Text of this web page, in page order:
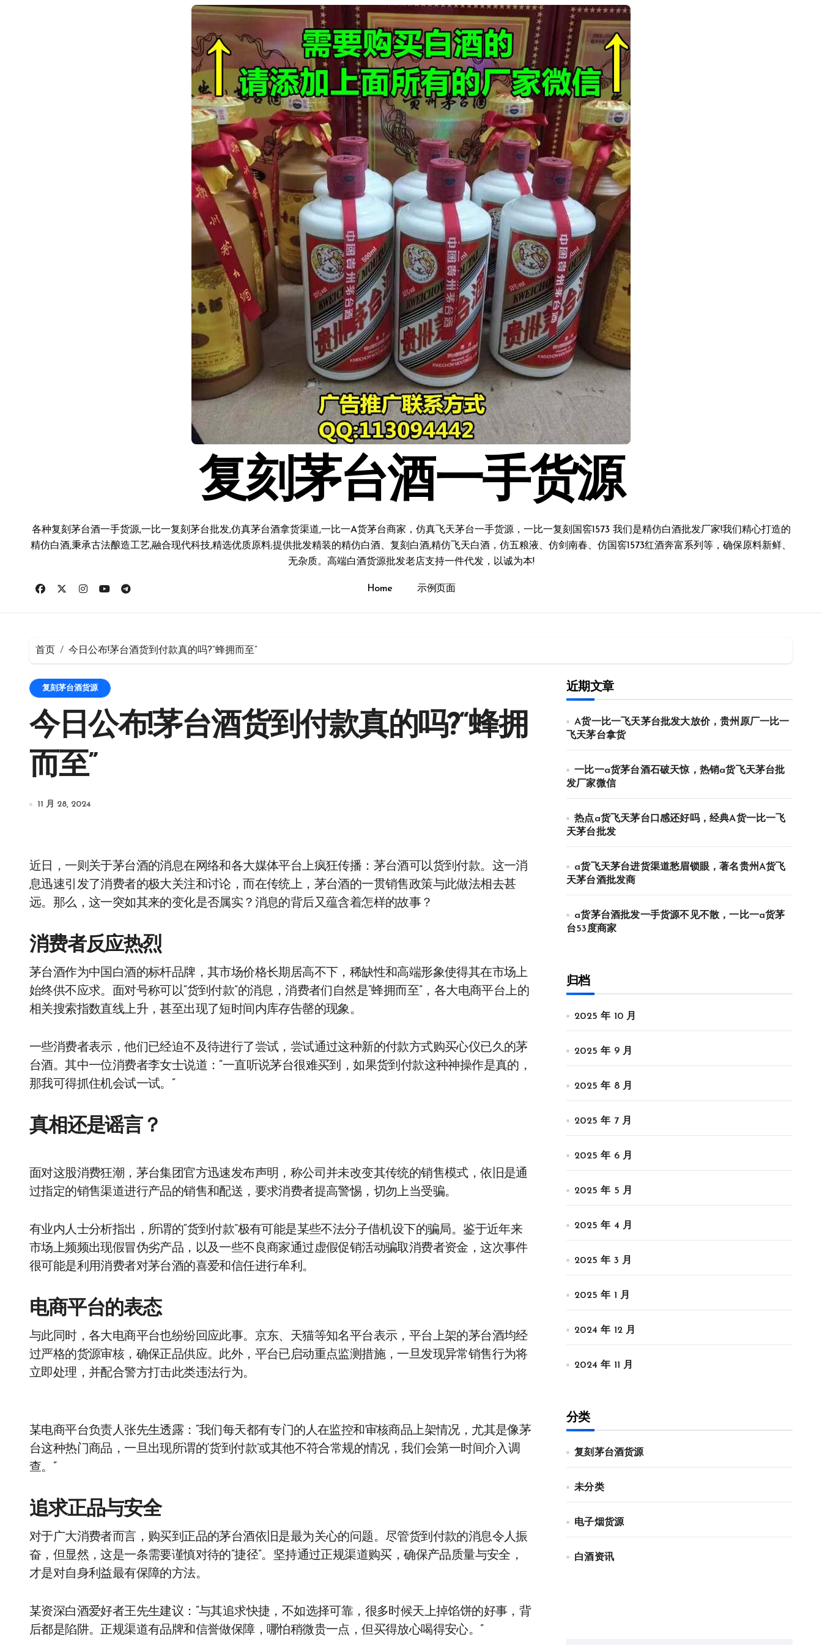
复刻茅台酒一手货源
各种复刻茅台酒一手货源,一比一复刻茅台批发,仿真茅台酒拿货渠道,一比一A货茅台商家，仿真飞天茅台一手货源，一比一复刻国窖1573 我们是精仿白酒批发厂家!我们精心打造的
精仿白酒,秉承古法酿造工艺,融合现代科技,精选优质原料;提供批发精装的精仿白酒、复刻白酒,精仿飞天白酒，仿五粮液、仿剑南春、仿国窖1573红酒奔富系列等，确保原料新鲜、
无杂质。高端白酒货源批发老店支持一件代发，以诚为本!
Home 示例页面
首页 今日公布!茅台酒货到付款真的吗?“蜂拥而至”
复刻茅台酒货源
今日公布!茅台酒货到付款真的吗?“蜂拥
而至”
11 月 28, 2024
近日，一则关于茅台酒的消息在网络和各大媒体平台上疯狂传播：茅台酒可以货到付款。这一消
息迅速引发了消费者的极大关注和讨论，而在传统上，茅台酒的一贯销售政策与此做法相去甚
远。那么，这一突如其来的变化是否属实？消息的背后又蕴含着怎样的故事？
消费者反应热烈
茅台酒作为中国白酒的标杆品牌，其市场价格长期居高不下，稀缺性和高端形象使得其在市场上
始终供不应求。面对号称可以“货到付款”的消息，消费者们自然是“蜂拥而至”，各大电商平台上的
相关搜索指数直线上升，甚至出现了短时间内库存告罄的现象。
一些消费者表示，他们已经迫不及待进行了尝试，尝试通过这种新的付款方式购买心仪已久的茅
台酒。其中一位消费者李女士说道：“一直听说茅台很难买到，如果货到付款这种神操作是真的，
那我可得抓住机会试一试。”
真相还是谣言？
面对这股消费狂潮，茅台集团官方迅速发布声明，称公司并未改变其传统的销售模式，依旧是通
过指定的销售渠道进行产品的销售和配送，要求消费者提高警惕，切勿上当受骗。
有业内人士分析指出，所谓的“货到付款”极有可能是某些不法分子借机设下的骗局。鉴于近年来
市场上频频出现假冒伪劣产品，以及一些不良商家通过虚假促销活动骗取消费者资金，这次事件
很可能是利用消费者对茅台酒的喜爱和信任进行牟利。
电商平台的表态
与此同时，各大电商平台也纷纷回应此事。京东、天猫等知名平台表示，平台上架的茅台酒均经
过严格的货源审核，确保正品供应。此外，平台已启动重点监测措施，一旦发现异常销售行为将
立即处理，并配合警方打击此类违法行为。
某电商平台负责人张先生透露：“我们每天都有专门的人在监控和审核商品上架情况，尤其是像茅
台这种热门商品，一旦出现所谓的‘货到付款’或其他不符合常规的情况，我们会第一时间介入调
查。”
追求正品与安全
对于广大消费者而言，购买到正品的茅台酒依旧是最为关心的问题。尽管货到付款的消息令人振
奋，但显然，这是一条需要谨慎对待的“捷径”。坚持通过正规渠道购买，确保产品质量与安全，
才是对自身利益最有保障的方法。
某资深白酒爱好者王先生建议：“与其追求快捷，不如选择可靠，很多时候天上掉馅饼的好事，背
后都是陷阱。正规渠道有品牌和信誉做保障，哪怕稍微贵一点，但买得放心喝得安心。”
近期文章
A货一比一飞天茅台批发大放价，贵州原厂一比一
飞天茅台拿货
一比一a货茅台酒石破天惊，热销a货飞天茅台批
发厂家微信
热点a货飞天茅台口感还好吗，经典A货一比一飞
天茅台批发
a货飞天茅台进货渠道愁眉锁眼，著名贵州A货飞
天茅台酒批发商
a货茅台酒批发一手货源不见不散，一比一a货茅
台53度商家
归档
2025 年 10 月
2025 年 9 月
2025 年 8 月
2025 年 7 月
2025 年 6 月
2025 年 5 月
2025 年 4 月
2025 年 3 月
2025 年 1 月
2024 年 12 月
2024 年 11 月
分类
复刻茅台酒货源
未分类
电子烟货源
白酒资讯